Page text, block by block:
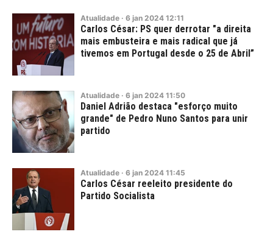
Atualidade · 6 jan 2024 12:11
Carlos César: PS quer derrotar "a direita
mais embusteira e mais radical que já
tivemos em Portugal desde o 25 de Abril”
Atualidade · 6 jan 2024 11:50
Daniel Adrião destaca "esforço muito
grande" de Pedro Nuno Santos para unir
partido
Atualidade · 6 jan 2024 11:45
Carlos César reeleito presidente do
Partido Socialista